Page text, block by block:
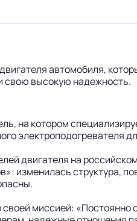
автомобиля,
свою высокую надежность.
на котором
электроподогревателя
двигателя на
изменилась структура,
миссией: